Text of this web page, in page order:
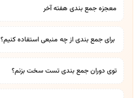
معجزه جمع بندی هفته آخر
​ برای جمع بندی از چه منبعی استفاده کنیم؟
توی دوران جمع بندی تست سخت بزنم؟